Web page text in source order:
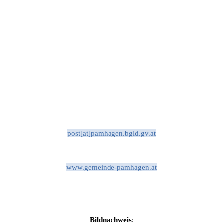
post[at]pamhagen.bgld.gv.at
www.gemeinde-pamhagen.at
Bildnachweis: